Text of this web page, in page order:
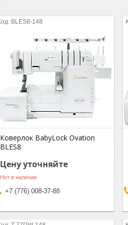
BLES8-148
Коверлок BabyLock Ovation
BLES8
Цену уточняйте
Нет в наличии
+7 (776) 008-37-88